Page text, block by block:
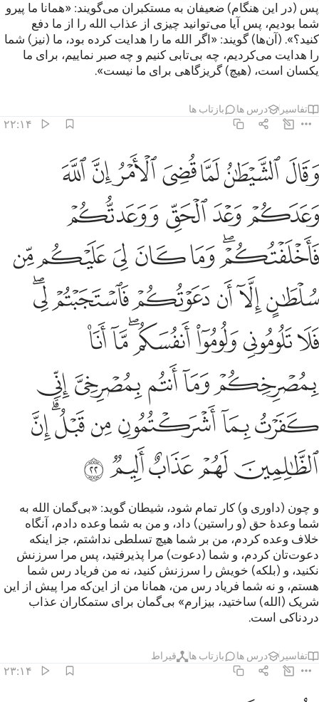
پس (در این هنگام) ضعیفان به مستکبران می‌گویند: «همانا ما پیرو
شما بودیم، پس آیا می‌توانید چیزی از عذاب الله را از ما دفع
کنید؟». (آن‌ها) گویند: «اگر الله ما را هدایت کرده بود، ما (نیز) شما
را هدایت می‌کردیم، چه بی‌تابی کنیم و چه صبر نماییم، برای ما
یکسان است، (هیچ) گریزگاهی برای ما نیست».
تفاسیر درس ها بازتاب ها
۲۲:۱۴
وقال الشيطان لما قضي الامر ان الله وعدكم وعد الحق ووعدتكم
وَقَالَ ٱلشَّيْطَـٰنُ لَمَّا قُضِىَ ٱلْأَمْرُ إِنَّ ٱللَّهَ وَعَدَكُمْ وَعْدَ ٱلْحَقِّ
ﱼﱽﱾﱿﲀﲁﲂ
ﲃﲄﲅﲆ
ﲇﲈﲉﲊﲋﲌﲍ
ﲎﲏﲐﲑﲒﲓﲔ
ﲕﲖﲗﲘﲙﲚﲛ
ﲜﲝﲞﲟﲠ
ﲡﲢﲣﲤﲥﲦﲧ
ﲨﲩﲪﲫﲬ
و چون (داوری و) کار تمام شود، شیطان گوید: «بی‌گمان الله به
شما وعدۀ حق (و راستین) داد، و من به شما وعده دادم، آنگاه
خلاف وعده کردم، من بر شما هیچ تسلطی نداشتم، جز اینکه
دعوت‌تان کردم، و شما (دعوت) مرا پذیرفتید، پس مرا سرزنش
نکنید، و (بلکه) خویش را سرزنش کنید، نه من فریاد رس شما
هستم، و نه شما فریاد رس من، همانا من از این‌که مرا پیش از این
شریک (الله) ساختید، بیزارم» بی‌گمان برای ستمکاران عذاب
دردناکی است.
تفاسیر درس ها بازتاب ها قیراط
۲۳:۱۴